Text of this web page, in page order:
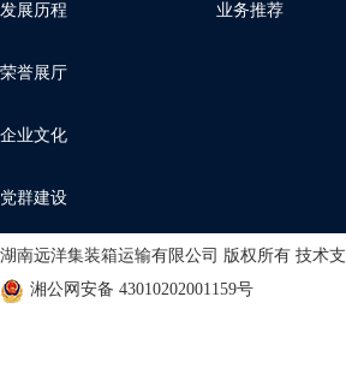
发展历程 业务推荐
荣誉展厅
企业文化
党群建设
湖南远洋集装箱运输有限公司 版权所有 技术
湘公网安备 43010202001159号